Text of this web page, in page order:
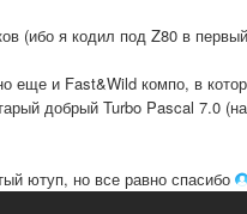
(ибо я кодил под Z80 в
еще и Fast&Wild компо, в
добрый Turbo Pascal 7.0
ютуп, но все равно спасибо